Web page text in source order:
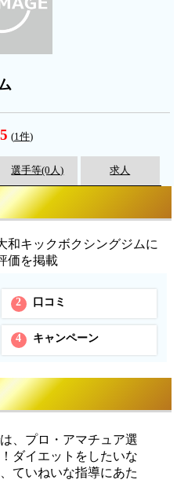
5 (1件)
選手等(0人) 求人
和キックボクシングジムに
価を掲載
2 口コミ
4 キャンペーン
、プロ・アマチュア選
ダイエットをしたいな
ていねいな指導にあた